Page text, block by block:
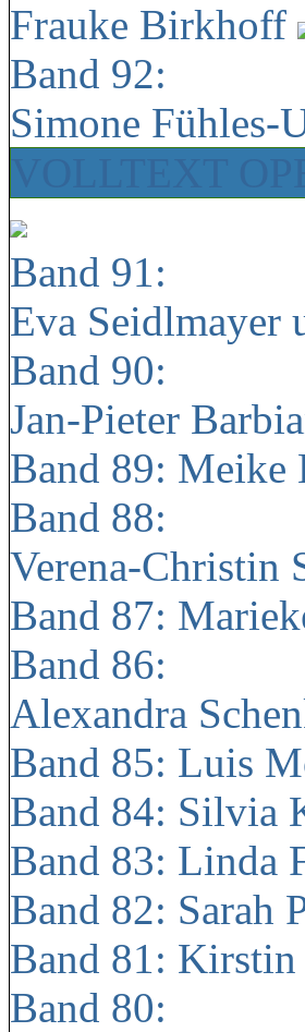
Frauke Birkhoff
Band 92:
Simone Fühles-
Band 91:
Eva Seidlmayer
Band 90:
Jan-Pieter
Band 89: Meike
Band 88:
Verena-Christin
Band 87:
Band 86:
Alexandra
Band 85: Luis
Band 84: Silvia
Band 83: Linda
Band 82: Sarah
Band 81: Kirstin
Band 80: